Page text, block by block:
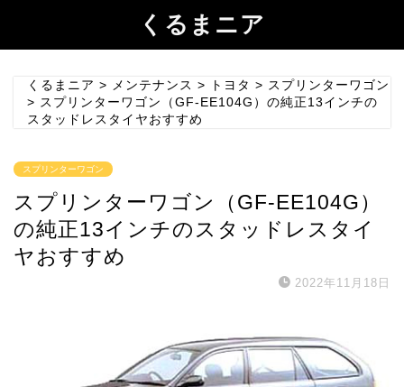
くるまニア
くるまニア > メンテナンス > トヨタ > スプリンターワゴン
> スプリンターワゴン（GF-EE104G）の純正13インチの
スタッドレスタイヤおすすめ
スプリンターワゴン
スプリンターワゴン（GF-EE104G）
の純正13インチのスタッドレスタイ
ヤおすすめ
2022年11月18日